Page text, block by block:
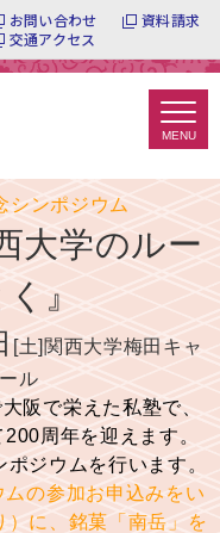
お問い合わせ
資料請求
交通アクセス
シンポジウム
大学のルー
』
[土]関西大学梅田キャ
ル
阪で栄えた私塾で、
周年を迎えます。
ジウムを行います。
の参加お申込みをい
）に、銘菓「南岳」を